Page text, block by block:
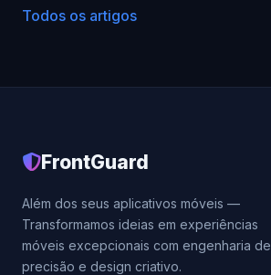
Todos os artigos
FrontGuard
Além dos seus aplicativos móveis —
Transformamos ideias em experiências
móveis excepcionais com engenharia de
precisão e design criativo.